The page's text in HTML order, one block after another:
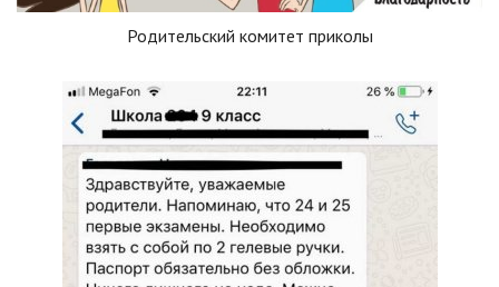
Родительский комитет приколы